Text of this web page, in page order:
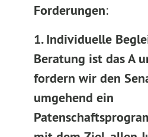
Forderungen:
1. Individuelle
Beratung ist das A
fordern wir den
umgehend ein